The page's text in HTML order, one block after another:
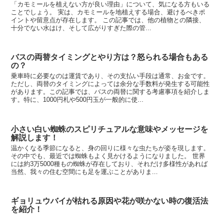
「カモミールを植えない方が良い理由」について、気になる方もいる
ことでしょう。 実は、カモミールを地植えする場合、避けるべきポ
イントや留意点が存在します。 この記事では、他の植物との隣接、
十分でない水はけ、そして広がりすぎた際の管...
バスの両替タイミングとやり方は？怒られる場合もある
の？
乗車時に必要なのは運賃であり、その支払い手段は通常、お金です。
ただし、両替のタイミングによっては余分な手数料が発生する可能性
があります。この記事では、バスの両替に関する考慮事項を紹介しま
す。特に、1000円札や500円玉が一般的に使...
小さい白い蜘蛛のスピリチュアルな意味やメッセージを
解説します！
温かくなる季節になると、身の回りに様々な虫たちが姿を現します。
その中でも、最近では蜘蛛もよく見かけるようになりました。 世界
には約3万5000種もの蜘蛛が存在しており、それだけ多様性があれば
当然、我々の住む空間にも足を運ぶことがありま...
ギョリュウバイが枯れる原因や花が咲かない時の復活法
を紹介！